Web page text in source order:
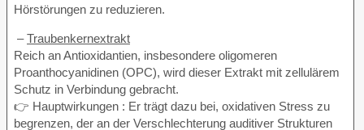
Hörstörungen zu reduzieren.
–Traubenkernextrakt
Reich an Antioxidantien, insbesondere oligomeren
Proanthocyanidinen (OPC), wird dieser Extrakt mit zellulärem
Schutz in Verbindung gebracht.
👉 Hauptwirkungen : Er trägt dazu bei, oxidativen Stress zu
begrenzen, der an der Verschlechterung auditiver Strukturen